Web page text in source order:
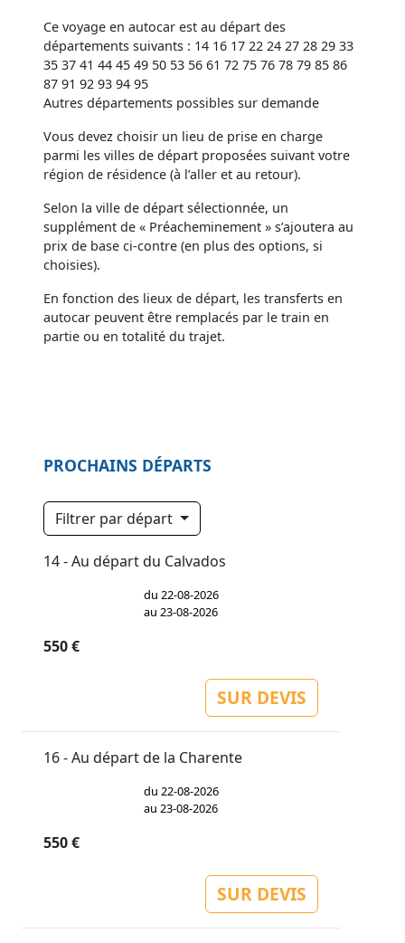
Ce voyage en autocar est au départ des
départements suivants : 14 16 17 22 24 27 28 29 33
35 37 41 44 45 49 50 53 56 61 72 75 76 78 79 85 86
87 91 92 93 94 95
Autres départements possibles sur demande
Vous devez choisir un lieu de prise en charge
parmi les villes de départ proposées suivant votre
région de résidence (à l’aller et au retour).
Selon la ville de départ sélectionnée, un
supplément de « Préacheminement » s’ajoutera au
prix de base ci-contre (en plus des options, si
choisies).
En fonction des lieux de départ, les transferts en
autocar peuvent être remplacés par le train en
partie ou en totalité du trajet.
14 - Au départ du Calvados
du 22-08-2026
au 23-08-2026
550 €
SUR DEVIS
16 - Au départ de la Charente
du 22-08-2026
au 23-08-2026
550 €
SUR DEVIS
PROCHAINS DÉPARTS
Filtrer par départ